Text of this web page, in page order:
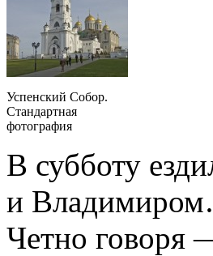
Успенский Собор.
Стандартная
фотография
В субботу
и
Четно говоря